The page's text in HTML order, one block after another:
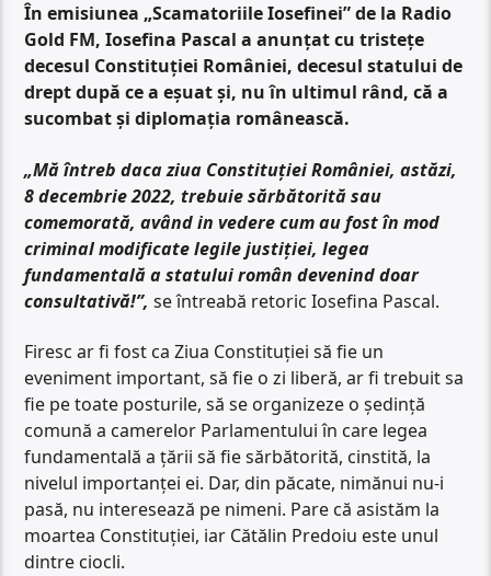
În emisiunea „Scamatoriile Iosefinei” de la Radio
Gold FM, Iosefina Pascal a anunțat cu tristețe
decesul Constituției României, decesul statului de
drept după ce a eșuat și, nu în ultimul rând, că a
sucombat și diplomația românească.
„Mă întreb daca ziua Constituției României, astăzi,
8 decembrie 2022, trebuie sărbătorită sau
comemorată, având in vedere cum au fost în mod
criminal modificate legile justiției, legea
fundamentală a statului român devenind doar
consultativă!”, se întreabă retoric Iosefina Pascal.
Firesc ar fi fost ca Ziua Constituției să fie un
eveniment important, să fie o zi liberă, ar fi trebuit sa
fie pe toate posturile, să se organizeze o ședință
comună a camerelor Parlamentului în care legea
fundamentală a țării să fie sărbătorită, cinstită, la
nivelul importanței ei. Dar, din păcate, nimănui nu-i
pasă, nu interesează pe nimeni. Pare că asistăm la
moartea Constituției, iar Cătălin Predoiu este unul
dintre ciocli.